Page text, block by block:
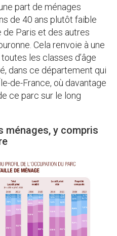
part de ménages
de 40 ans plutôt faible
de Paris et des autres
Cela renvoie à une
les classes d’âge
dans ce département qui
de-France, où davantage
ce parc sur le long
ménages, y compris